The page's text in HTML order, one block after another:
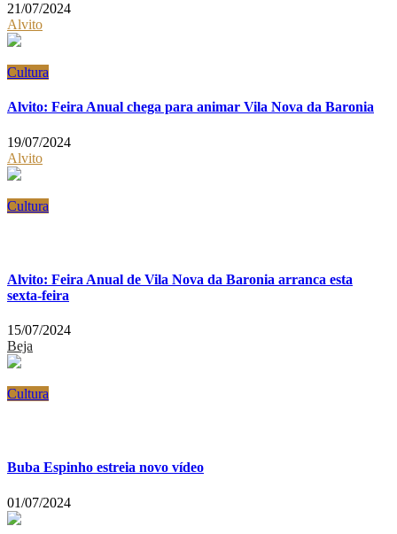
21/07/2024
Alvito
Cultura
Alvito: Feira Anual chega para animar Vila Nova da Baronia
19/07/2024
Alvito
Cultura
Alvito: Feira Anual de Vila Nova da Baronia arranca esta
sexta-feira
15/07/2024
Beja
Cultura
Buba Espinho estreia novo vídeo
01/07/2024